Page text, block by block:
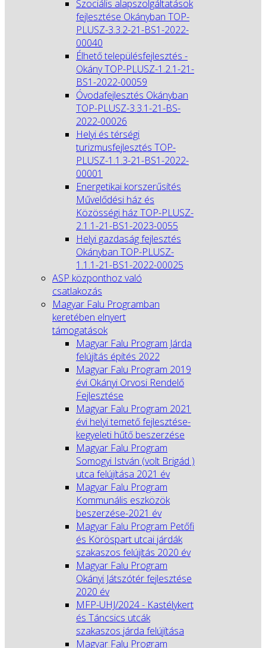
Szociális alapszolgáltatások
fejlesztése Okányban TOP-
PLUSZ-3.3.2-21-BS1-2022-
00040
Élhető településfejlesztés -
Okány TOP-PLUSZ-1.2.1-21-
BS1-2022-00059
Óvodafejlesztés Okányban
TOP-PLUSZ-3.3.1-21-BS-
2022-00026
Helyi és térségi
turizmusfejlesztés TOP-
PLUSZ-1.1.3-21-BS1-2022-
00001
Energetikai korszerűsítés
Művelődési ház és
Közösségi ház TOP-PLUSZ-
2.1.1-21-BS1-2023-0055
Helyi gazdaság fejlesztés
Okányban TOP-PLUSZ-
1.1.1-21-BS1-2022-00025
ASP központhoz való
csatlakozás
Magyar Falu Programban
keretében elnyert
támogatások
Magyar Falu Program Járda
felújítás építés 2022
Magyar Falu Program 2019
évi Okányi Orvosi Rendelő
Fejlesztése
Magyar Falu Program 2021
évi helyi temető fejlesztése-
kegyeleti hűtő beszerzése
Magyar Falu Program
Somogyi István (volt Brigád )
utca felújítása 2021 év
Magyar Falu Program
Kommunális eszközök
beszerzése-2021 év
Magyar Falu Program Petőfi
és Köröspart utcai járdák
szakaszos felújítás 2020 év
Magyar Falu Program
Okányi Játszótér fejlesztése
2020 év
MFP-UHJ/2024 - Kastélykert
és Táncsics utcák
szakaszos járda felújítása
Magyar Falu Program